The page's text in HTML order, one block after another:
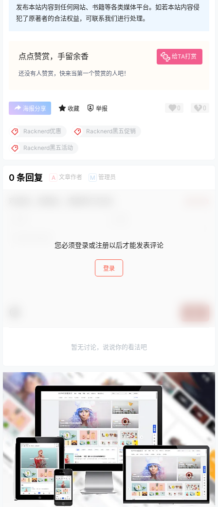
发布本站内容到任何网站、书籍等各类媒体平台。如若本站内容侵
犯了原著者的合法权益，可联系我们进行处理。
点点赞赏，手留余香 给TA打赏
还没有人赞赏，快来当第一个赞赏的人吧！
海报分享 收藏 举报 0 0
Racknerd优惠 Racknerd黑五促销
Racknerd黑五活动
0 条回复 A 文章作者 M 管理员
您必须登录或注册以后才能发表评论
登录
暂无讨论，说说你的看法吧